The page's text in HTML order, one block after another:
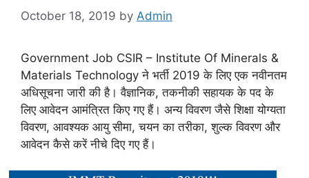
October 18, 2019 by Admin
Government Job CSIR – Institute Of Minerals &
Materials Technology ने भर्ती 2019 के लिए एक नवीनतम
अधिसूचना जारी की है। वैज्ञानिक, तकनीकी सहायक के पद के
लिए आवेदन आमंत्रित किए गए हैं। अन्य विवरण जैसे शिक्षा योग्यता
विवरण, आवश्यक आयु सीमा, चयन का तरीका, शुल्क विवरण और
आवेदन कैसे करें नीचे दिए गए हैं।